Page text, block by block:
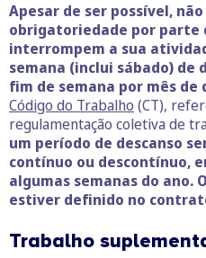
Apesar de ser possível,
obrigatoriedade por parte
interrompem a sua
semana (inclui sábado) de
fim de semana por mês de
Código do Trabalho (CT),
regulamentação coletiva de
um período de descanso
contínuo ou descontínuo,
algumas semanas do ano.
estiver definido no
Trabalho